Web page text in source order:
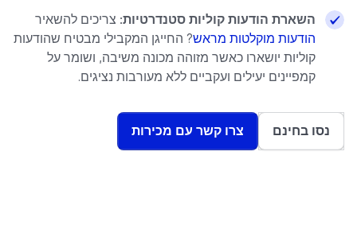
השארת הודעות קוליות סטנדרטיות:צריכים להשאיר
הודעות מוקלטות מראש? החייגן המקבילי מבטיח שהודעות
קוליות יושארו כאשר מזוהה מכונה משיבה, ושומר על
קמפיינים יעילים ועקביים ללא מעורבות נציגים.
נסו בחינם צרו קשר עם מכירות